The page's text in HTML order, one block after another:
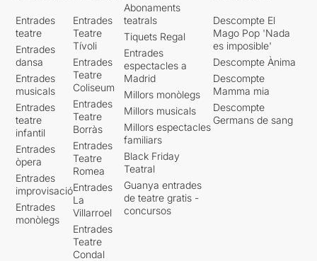
Entrades
teatre
Entrades
dansa
Entrades
musicals
Entrades
teatre
infantil
Entrades
òpera
Entrades
improvisació
Entrades
monòlegs
Entrades
Teatre
Tívoli
Entrades
Teatre
Coliseum
Entrades
Teatre
Borràs
Entrades
Teatre
Romea
Entrades
La
Villarroel
Entrades
Teatre
Condal
Abonaments
teatrals
Tiquets Regal
Entrades
espectacles a
Madrid
Millors monòlegs
Millors musicals
Millors espectacles
familiars
Black Friday
Teatral
Guanya entrades
de teatre gratis -
concursos
Descompte El
Mago Pop 'Nada
es imposible'
Descompte Ànima
Descompte
Mamma mia
Descompte
Germans de sang